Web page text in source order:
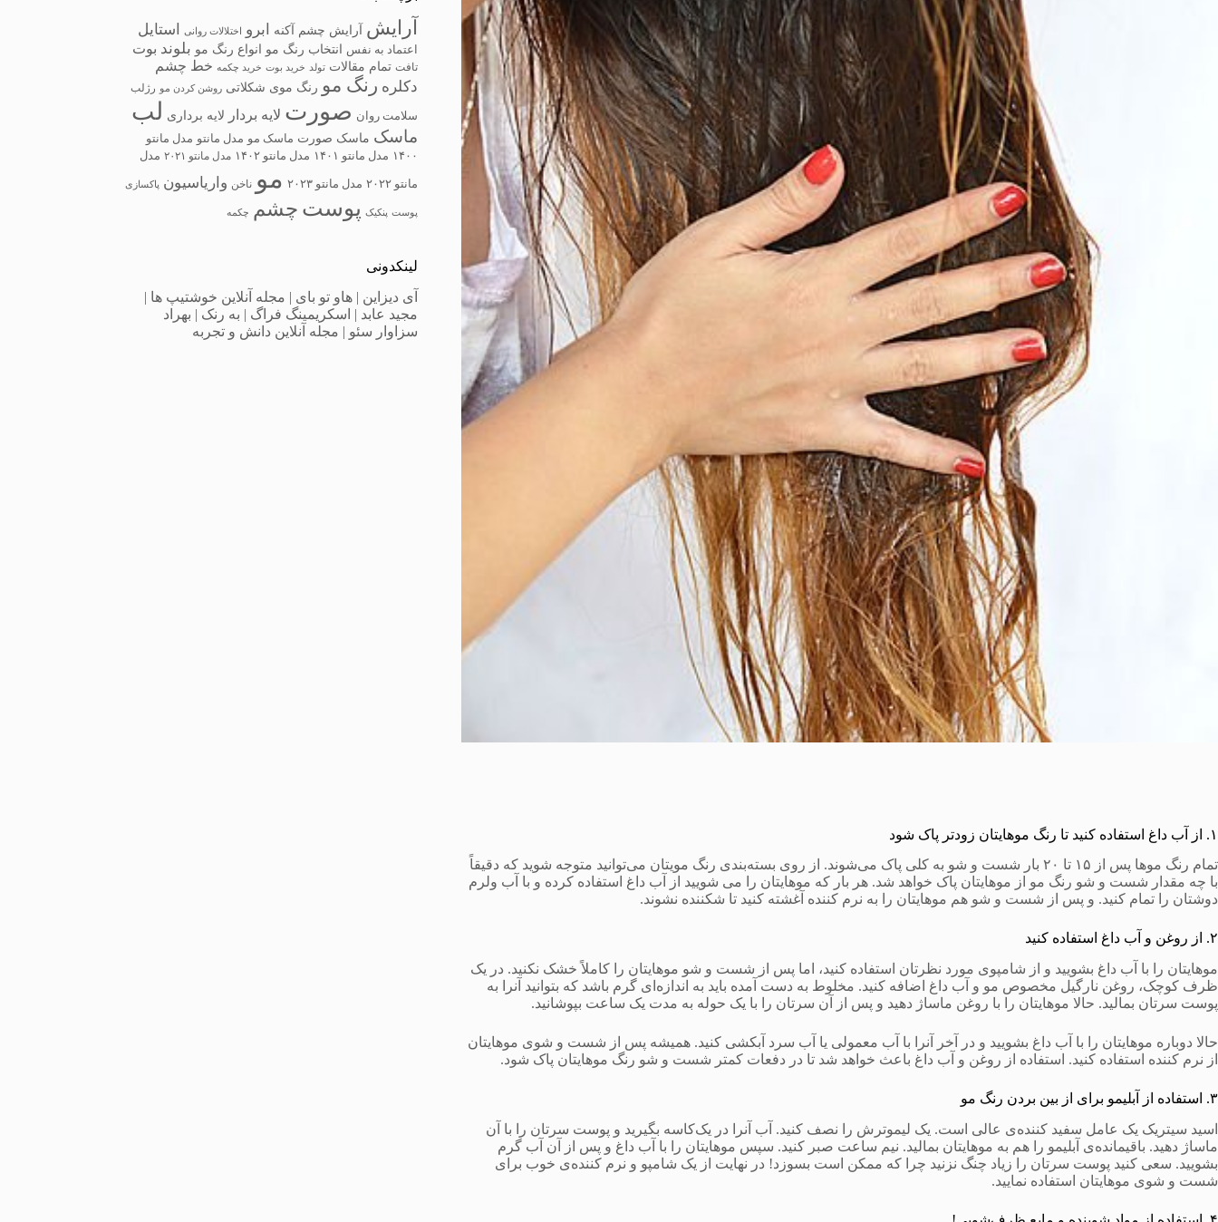
۱. از آب داغ استفاده کنید تا رنگ موهایتان زودتر پاک شود
تمام رنگ موها پس از ۱۵ تا ۲۰ بار شست و شو به کلی پاک می‌شوند. از روی بسته‌بندی رنگ مویتان می‌توانید متوجه شوید که دقیقاً
با چه مقدار شست و شو رنگ مو از موهایتان پاک خواهد شد. هر بار که موهایتان را می شویید از آب داغ استفاده کرده و با آب ولرم
دوشتان را تمام کنید. و پس از شست و شو هم موهایتان را به نرم کننده آغشته کنید تا شکننده نشوند.
۲. از روغن و آب داغ استفاده کنید
موهایتان را با آب داغ بشویید و از شامپوی مورد نظرتان استفاده کنید، اما پس از شست و شو موهایتان را کاملاً خشک نکنید. در یک
ظرف کوچک، روغن نارگیل مخصوص مو و آب داغ اضافه کنید. مخلوط به دست آمده باید به اندازه‌ای گرم باشد که بتوانید آنرا به
پوست سرتان بمالید. حالا موهایتان را با روغن ماساژ دهید و پس از آن سرتان را با یک حوله به مدت یک ساعت بپوشانید.
حالا دوباره موهایتان را با آب داغ بشویید و در آخر آنرا با آب معمولی یا آب سرد آبکشی کنید. همیشه پس از شست و شوی موهایتان
از نرم کننده استفاده کنید. استفاده از روغن و آب داغ باعث خواهد شد تا در دفعات کمتر شست و شو رنگ موهایتان پاک شود.
۳. استفاده از آبلیمو برای از بین بردن رنگ مو
اسید سیتریک یک عامل سفید کننده‌ی عالی است. یک لیموترش را نصف کنید. آب آنرا در یک‌کاسه بگیرید و پوست سرتان را با آن
ماساژ دهید. باقیمانده‌ی آبلیمو را هم به موهایتان بمالید. نیم ساعت صبر کنید. سپس موهایتان را با آب داغ و پس از آن آب گرم
بشویید. سعی کنید پوست سرتان را زیاد چنگ نزنید چرا که ممکن است بسوزد! در نهایت از یک شامپو و نرم کننده‌ی خوب برای
شست و شوی موهایتان استفاده نمایید.
آرایش آرایش چشم آکنه ابرو اختلالات روانی استایل
اعتماد به نفس انتخاب رنگ مو انواع رنگ مو بلوند بوت
تافت تمام مقالات تولد خرید بوت خرید چکمه خط چشم
دکلره رنگ مو رنگ موی شکلاتی روشن کردن مو رژلب
سلامت روان صورت لایه بردار لایه برداری لب
ماسک ماسک صورت ماسک مو مدل مانتو مدل مانتو
۱۴۰۰ مدل مانتو ۱۴۰۱ مدل مانتو ۱۴۰۲ مدل مانتو ۲۰۲۱ مدل
مانتو ۲۰۲۲ مدل مانتو ۲۰۲۳ مو ناخن واریاسیون پاکسازی
پوست پنکیک پوست چشم چکمه
لینکدونی
آی دیزاین |هاو تو بای | مجله آنلاین خوشتیپ ها |
مجید عابد | اسکریمینگ فراگ | به‌ رنک | بهراد
سزاوار سئو | مجله آنلاین دانش و تجربه